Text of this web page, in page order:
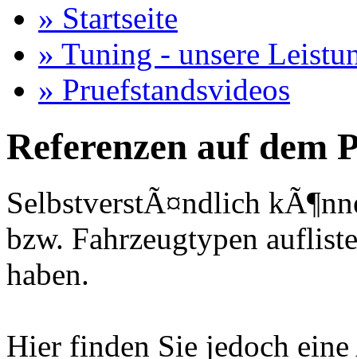
» Startseite
» Tuning - unsere
» Pruefstandsvideos
Referenzen auf dem
SelbstverstÃ¤ndlich
bzw. Fahrzeugtypen
haben.
Hier finden Sie jedoch